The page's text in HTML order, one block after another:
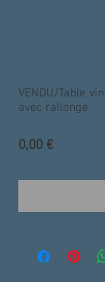
VENDU/Table
avec rallonge
0,00 €Prix